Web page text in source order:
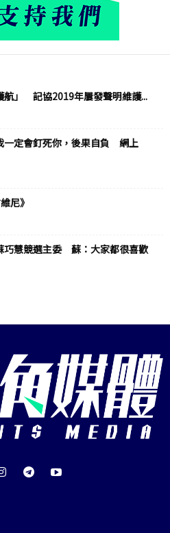
航」 記協2019年屢發聲明維護...
一定會釘死你，後果自負 網上
尼》
慧競選主委 蘇：大家都很喜歡